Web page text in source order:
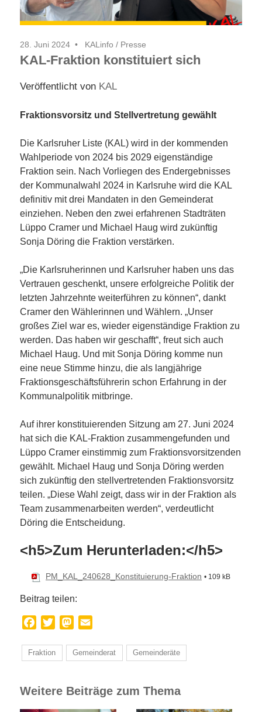
28. Juni 2024 KALinfo / Presse
KAL-Fraktion konstituiert sich
Veröffentlicht von KAL
Fraktionsvorsitz und Stellvertretung gewählt
Die Karlsruher Liste (KAL) wird in der kommenden
Wahlperiode von 2024 bis 2029 eigenständige
Fraktion sein. Nach Vorliegen des Endergebnisses
der Kommunalwahl 2024 in Karlsruhe wird die KAL
definitiv mit drei Mandaten in den Gemeinderat
einziehen. Neben den zwei erfahrenen Stadträten
Lüppo Cramer und Michael Haug wird zukünftig
Sonja Döring die Fraktion verstärken.
„Die Karlsruherinnen und Karlsruher haben uns das
Vertrauen geschenkt, unsere erfolgreiche Politik der
letzten Jahrzehnte weiterführen zu können“, dankt
Cramer den Wählerinnen und Wählern. „Unser
großes Ziel war es, wieder eigenständige Fraktion zu
werden. Das haben wir geschafft“, freut sich auch
Michael Haug. Und mit Sonja Döring komme nun
eine neue Stimme hinzu, die als langjährige
Fraktionsgeschäftsführerin schon Erfahrung in der
Kommunalpolitik mitbringe.
Auf ihrer konstituierenden Sitzung am 27. Juni 2024
hat sich die KAL-Fraktion zusammengefunden und
Lüppo Cramer einstimmig zum Fraktionsvorsitzenden
gewählt. Michael Haug und Sonja Döring werden
sich zukünftig den stellvertretenden Fraktionsvorsitz
teilen. „Diese Wahl zeigt, dass wir in der Fraktion als
Team zusammenarbeiten werden“, verdeutlicht
Döring die Entscheidung.
<h5>Zum Herunterladen:</h5>
PM_KAL_240628_Konstituierung-Fraktion • 109 kB
Beitrag teilen:
Facebook
TwitterMastodon
Fraktion Gemeinderat Gemeinderäte
Weitere Beiträge zum Thema